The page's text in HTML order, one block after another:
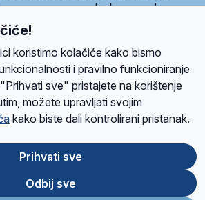
su povezane preko krovne udruge
obitelj Radio Marije (World Family of
obitelj utemeljilo je sedam članica, među
Radio Marija.
VolonteriPrijateljiKontaktPravila privatnosti
Google reCAPTCHA sustavom
Google
Play
koristimo kolačiće kako bismo
i pravilno funkcioniranje
sve" pristajete na korištenje
možete upravljati svojim
kako biste dali kontrolirani pristanak.
Prihvati sve
Odbij sve